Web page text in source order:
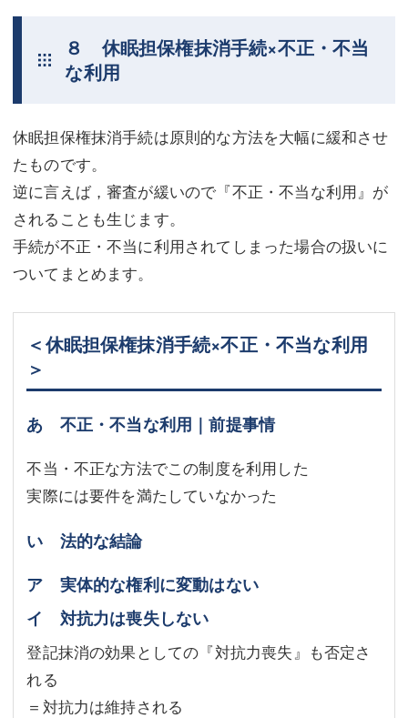
８ 休眠担保権抹消手続×不正・不当
な利用
休眠担保権抹消手続は原則的な方法を大幅に緩和させ
たものです。
逆に言えば，審査が緩いので『不正・不当な利用』が
されることも生じます。
手続が不正・不当に利用されてしまった場合の扱いに
ついてまとめます。
＜休眠担保権抹消手続×不正・不当な利用
＞
あ 不正・不当な利用｜前提事情
不当・不正な方法でこの制度を利用した
実際には要件を満たしていなかった
い 法的な結論
ア 実体的な権利に変動はない
イ 対抗力は喪失しない
登記抹消の効果としての『対抗力喪失』も否定さ
れる
＝対抗力は維持される